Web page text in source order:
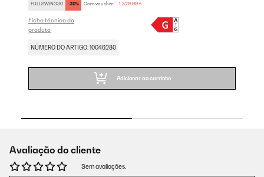
FULLSWING30 -30% Com voucher: 1.329,99 €
Ficha técnica do
produto
NÚMERO DO ARTIGO: 10046280
Adicionar ao carrinho
Avaliação do cliente
Sem avaliações.